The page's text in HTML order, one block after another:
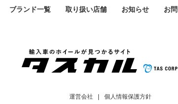
ブランド一覧 取り扱い店舗 お知らせ お
運営会社 個人情報保護方針